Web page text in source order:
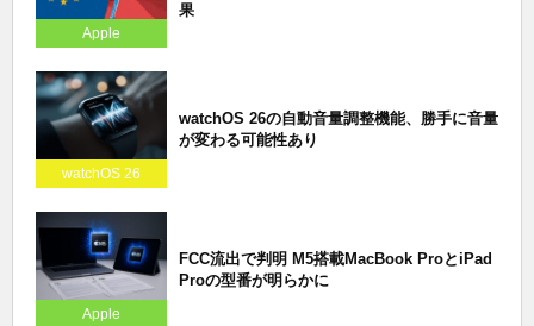
Apple
果
watchOS 26
watchOS 26の自動音量調整機能、勝手に音量
が変わる可能性あり
Apple
FCC流出で判明 M5搭載MacBook ProとiPad
Proの型番が明らかに